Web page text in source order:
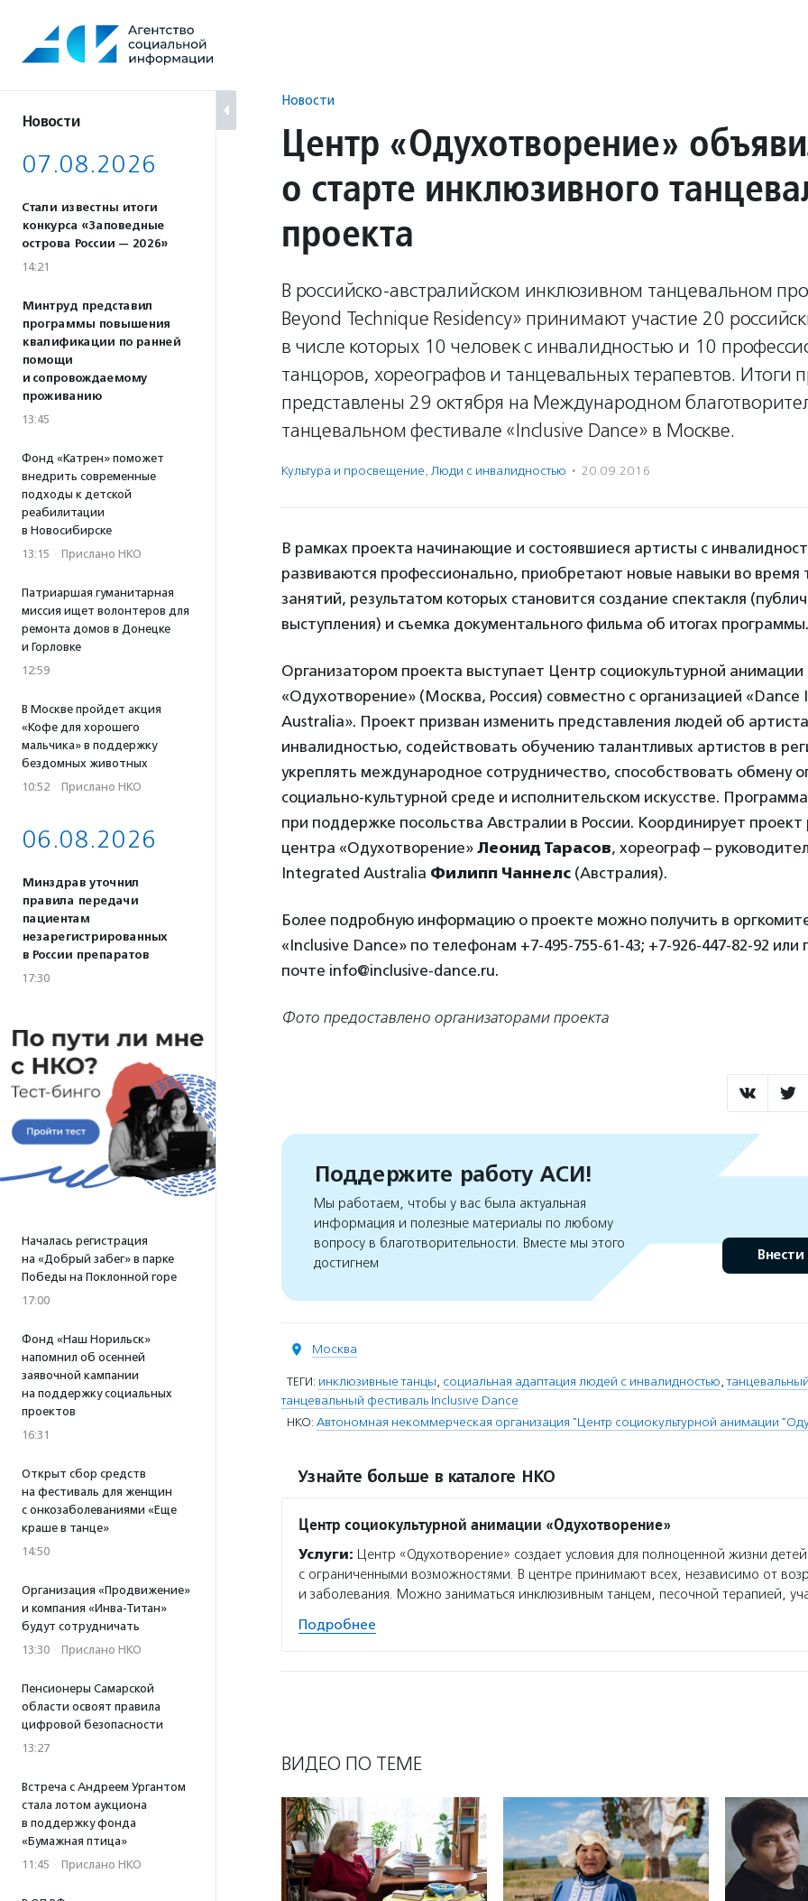
содержанию
Новости
07.08.2026
Стали известны итоги
конкурса «Заповедные
острова России — 2026»
14:21
Минтруд представил
программы повышения
квалификации по ранней
помощи
и сопровождаемому
проживанию
13:45
Фонд «Катрен» поможет
внедрить современные
подходы к детской
реабилитации
в Новосибирске
13:15 · Прислано НКО
Патриаршая гуманитарная
миссия ищет волонтеров для
ремонта домов в Донецке
и Горловке
12:59
В Москве пройдет акция
«Кофе для хорошего
мальчика» в поддержку
бездомных животных
10:52 · Прислано НКО
06.08.2026
Минздрав уточнил
правила передачи
пациентам
незарегистрированных
в России препаратов
17:30
Началась регистрация
на «Добрый забег» в парке
Победы на Поклонной горе
17:00
Фонд «Наш Норильск»
напомнил об осенней
заявочной кампании
на поддержку социальных
проектов
16:31
Открыт сбор средств
на фестиваль для женщин
с онкозаболеваниями «Еще
краше в танце»
14:50
Организация «Продвижение»
и компания «Инва-Титан»
будут сотрудничать
13:30 · Прислано НКО
Пенсионеры Самарской
области освоят правила
цифровой безопасности
13:27
Встреча с Андреем Ургантом
стала лотом аукциона
в поддержку фонда
«Бумажная птица»
11:45 · Прислано НКО
Новости
Центр «Одухотворение»
о старте инклюзивного
проекта
В российско-австралийском инклюзивном танцевальном
Beyond Technique Residency» принимают участие 20
в числе которых 10 человек с инвалидностью и 10
танцоров, хореографов и танцевальных терапевтов. Итоги
представлены 29 октября на Международном
танцевальном фестивале «Inclusive Dance» в Москве.
Культура и просвещение, Люди с инвалидностью · 20.09.2016
В рамках проекта начинающие и состоявшиеся артисты с
развиваются профессионально, приобретают новые навыки во время
занятий, результатом которых становится создание спектакля
выступления) и съемка документального фильма об итогах программы.
Организатором проекта выступает Центр социокультурной анимации
«Одухотворение» (Москва, Россия) совместно с организацией
Australia». Проект призван изменить представления людей об
инвалидностью, содействовать обучению талантливых артистов в
укреплять международное сотрудничество, способствовать обмену
социально-культурной среде и исполнительском искусстве.
при поддержке посольства Австралии в России. Координирует проект
центра «Одухотворение» Леонид Тарасов, хореограф –
Integrated Australia Филипп Чаннелс (Австралия).
Более подробную информацию о проекте можно получить в
«Inclusive Dance» по телефонам +7-495-755-61-43; +7-926-447-82-92 или
почте info@inclusive-dance.ru.
Фото предоставлено организаторами проекта
Поддержите работу АСИ!
Мы работаем, чтобы у вас была актуальная
информация и полезные материалы по любому
вопросу в благотворительности. Вместе мы этого
достигнем
Внести
Москва
ТЕГИ: инклюзивные танцы, социальная адаптация людей с инвалидностью,
танцевальный фестиваль Inclusive Dance
НКО: Автономная некоммерческая организация "Центр социокультурной анимации
Узнайте больше в каталоге НКО
Центр социокультурной анимации «Одухотворение»
Услуги: Центр «Одухотворение» создает условия для полноценной жизни
с ограниченными возможностями. В центре принимают всех, независимо от
и заболевания. Можно заниматься инклюзивным танцем, песочной терапией,
Подробнее
ВИДЕО ПО ТЕМЕ